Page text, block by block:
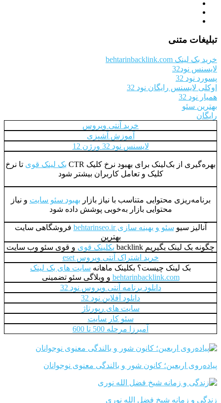
تبلیغات متنی
خرید بک لینک behtarinbacklink.com
لایسنس نود32
پسورد نود 32
اوکلی لایسنس رایگان نود 32
همیار نود 32
بهترین سئو
رایگان
خرید آنتی ویروس
آموزش آشپزی
لایسنس نود 32 ورژن 12
بهره‌گیری از بک‌لینک برای بهبود نرخ کلیک CTR بک لینک قوی تا نرخ
کلیک و تعامل کاربران بیشتر شود
برنامه‌ریزی محتوایی متناسب با نیاز بازار بهبود سئو سایت و نیاز
محتوایی بازار به‌خوبی پوشش داده شود
آنالیز سیو سئو و بهینه سازی behtarinseo.ir
فروشگاهی سایت
بهترین
چگونه بک لینک بگیریم backlink
بکلینک قوی و قوی سئو وب سایت
خرید اشتراک آنتی ویروس eset
بک لینک چیست؟ بکلینک ماهانه سایت های بک لینک
behtarinbacklink.com و وبلاگی سئو تضمینی
دانلود برنامه آنتی ویروس نود 32
دانلود آفلاین نود 32
سایت های رپورتاژ
سئو کار سایت
آمیرزا مرحله 500 تا 600
پیاده‌روی اربعین؛ کانون شور و بالندگی معنوی نوجوانان
زندگی و زمانه شیخ فضل الله نوری